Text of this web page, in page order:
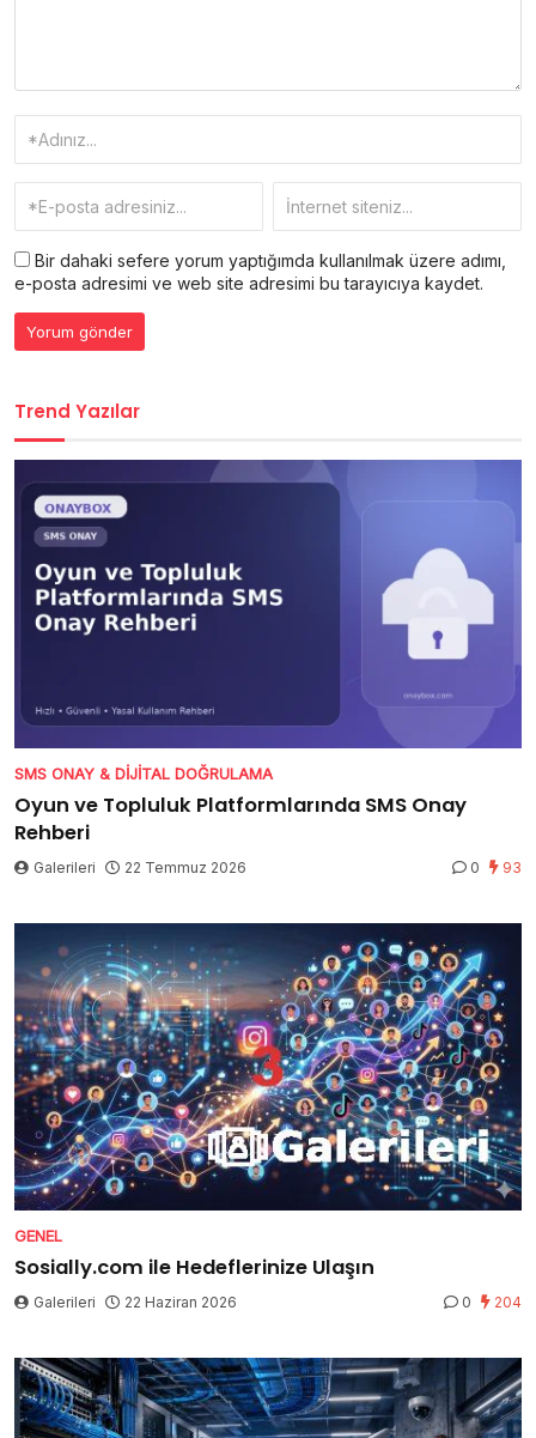
Bir dahaki sefere yorum yaptığımda kullanılmak üzere adımı,
e-posta adresimi ve web site adresimi bu tarayıcıya kaydet.
Trend Yazılar
SMS ONAY & DIJITAL DOĞRULAMA
Oyun ve Topluluk Platformlarında SMS Onay
Rehberi
Galerileri 22 Temmuz 2026 0 93
GENEL
Sosially.com ile Hedeflerinize Ulaşın
Galerileri 22 Haziran 2026 0 204